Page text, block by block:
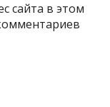
сайта в этом